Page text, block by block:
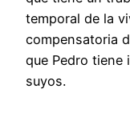
temporal de la
compensatoria
que Pedro tiene
suyos.